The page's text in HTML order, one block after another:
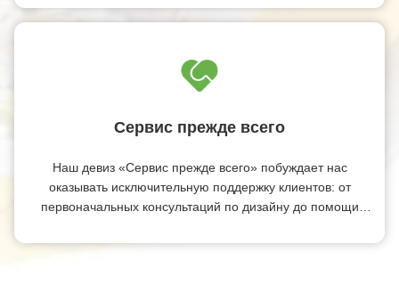
Сервис прежде всего
Наш девиз «Сервис прежде всего» побуждает нас
оказывать исключительную поддержку клиентов: от
первоначальных консультаций по дизайну до помощи
каждого клиента.